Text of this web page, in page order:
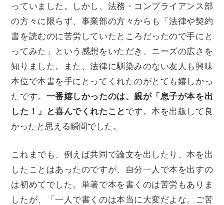
っていました。しかし、法務・コンプライアンス部
の方々に限らず、事業部の方々からも「法律や契約
書を読むのに苦労していたところだったので手にと
ってみた」という感想をいただき、ニーズの広さを
知りました。また、法律に馴染みのない友人も興味
本位で本書を手にとってくれたのがとても嬉しかっ
たです。 一番嬉しかったのは、親が「息子が本を出
した！」と喜んでくれたこと です。本を出版して良
かったと思える瞬間でした。
これまでも、例えば共同で論文を出したり、本を出
したことはあったのですが、自分一人で本を出すの
は初めてでした。単著で本を書くのは苦労もありま
したが、「一人で書くのは本当に大変だよな。ご苦